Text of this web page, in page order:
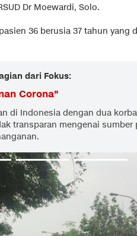
Dr Moewardi, Solo.
36 berusia 37 tahun yang
dari Fokus:
Corona"
di Indonesia dengan dua
transparan mengenai sumber